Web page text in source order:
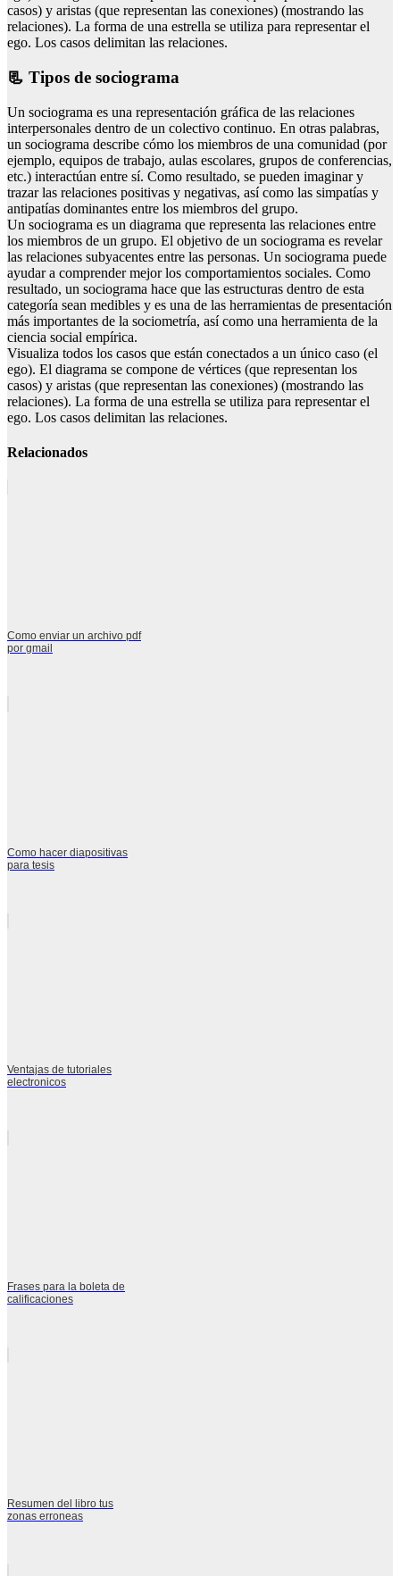
casos) y aristas (que representan las conexiones) (mostrando las
relaciones). La forma de una estrella se utiliza para representar el
ego. Los casos delimitan las relaciones.
📃 Tipos de sociograma
Un sociograma es una representación gráfica de las relaciones
interpersonales dentro de un colectivo continuo. En otras palabras,
un sociograma describe cómo los miembros de una comunidad (por
ejemplo, equipos de trabajo, aulas escolares, grupos de conferencias,
etc.) interactúan entre sí. Como resultado, se pueden imaginar y
trazar las relaciones positivas y negativas, así como las simpatías y
antipatías dominantes entre los miembros del grupo.
Un sociograma es un diagrama que representa las relaciones entre
los miembros de un grupo. El objetivo de un sociograma es revelar
las relaciones subyacentes entre las personas. Un sociograma puede
ayudar a comprender mejor los comportamientos sociales. Como
resultado, un sociograma hace que las estructuras dentro de esta
categoría sean medibles y es una de las herramientas de presentación
más importantes de la sociometría, así como una herramienta de la
ciencia social empírica.
Visualiza todos los casos que están conectados a un único caso (el
ego). El diagrama se compone de vértices (que representan los
casos) y aristas (que representan las conexiones) (mostrando las
relaciones). La forma de una estrella se utiliza para representar el
ego. Los casos delimitan las relaciones.
Relacionados
Como enviar un archivo pdf
por gmail
Como hacer diapositivas
para tesis
Ventajas de tutoriales
electronicos
Frases para la boleta de
calificaciones
Resumen del libro tus
zonas erroneas